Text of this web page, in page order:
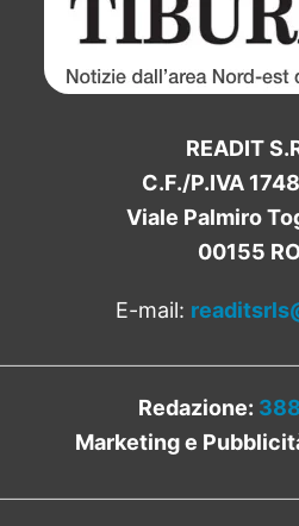
READIT
C.F./P.IVA
Viale Palmiro
00155
E-mail:
Redazione:
Marketing e